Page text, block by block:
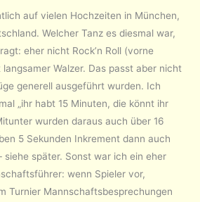
auf vielen Hochzeiten in München,
Welcher Tanz es diesmal war,
eher nicht Rock’n Roll (vorne
Walzer. Das passt aber nicht
generell ausgeführt wurden. Ich
„ihr habt 15 Minuten, die könnt ihr
wurden daraus auch über 16
5 Sekunden Inkrement dann auch
siehe später. Sonst war ich ein eher
wenn Spieler vor,
Turnier Mannschaftsbesprechungen